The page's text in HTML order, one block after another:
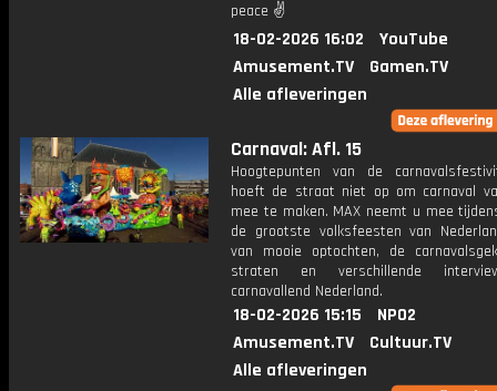
peace ✌
18-02-2026 16:02
YouTube
Amusement.TV
Gamen.TV
Alle afleveringen
Carnaval: Afl. 15
Hoogtepunten van de
hoeft de straat niet op om carnaval
mee te maken. MAX neemt u mee
de grootste volksfeesten van
van mooie optochten, de
straten en verschillende
carnavallend Nederland.
18-02-2026 15:15
NPO2
Amusement.TV
Cultuur.TV
Alle afleveringen